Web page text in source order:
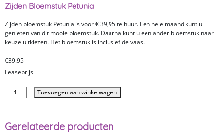
Zijden Bloemstuk Petunia
Zijden bloemstuk Petunia is voor € 39,95 te huur. Een hele maand kunt u
genieten van dit mooie bloemstuk. Daarna kunt u een ander bloemstuk naar
keuze uitkiezen. Het bloemstuk is inclusief de vaas.
€39.95
Leaseprijs
Toevoegen aan winkelwagen
Gerelateerde producten